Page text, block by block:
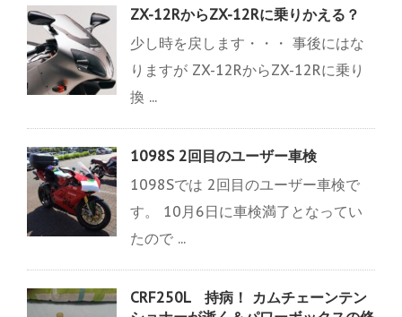
ZX-12RからZX-12Rに乗りかえる？
少し時を戻します・・・ 事後にはな
りますが ZX-12RからZX-12Rに乗り
換 ...
1098S 2回目のユーザー車検
1098Sでは 2回目のユーザー車検で
す。 10月6日に車検満了となってい
たので ...
CRF250L 持病！ カムチェーンテン